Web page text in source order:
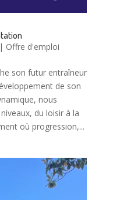
| Offre d'emploi
son futur entraîneur
de son
nous
du loisir à la
où progression,...